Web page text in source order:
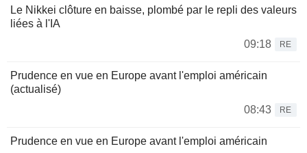
Le Nikkei clôture en baisse, plombé par le repli des valeurs
liées à l'IA
09:18
RE
Prudence en vue en Europe avant l'emploi américain
(actualisé)
08:43
RE
Prudence en vue en Europe avant l'emploi américain